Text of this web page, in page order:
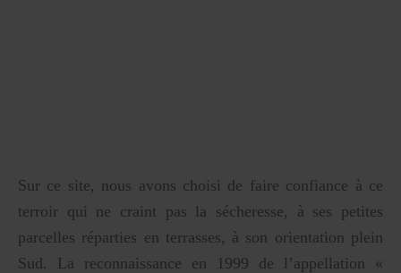
Sur ce site, nous avons choisi de faire confiance à ce
terroir qui ne craint pas la sécheresse, à ses petites
parcelles réparties en terrasses, à son orientation plein
Sud. La reconnaissance en 1999 de l’appellation «